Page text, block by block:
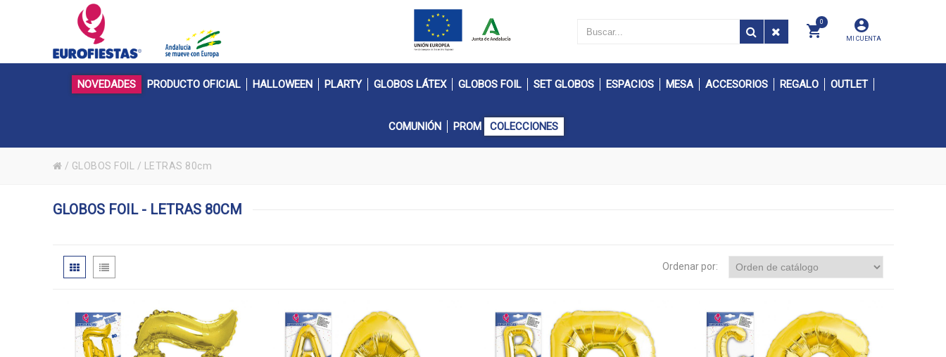
MI CUENTA
0
NOVEDADES PRODUCTO OFICIAL HALLOWEEN PLARTY GLOBOS LÁTEX GLOBOS FOIL SET GLOBOS ESPACIOS MESA ACCESORIOS REGALO OUTLET
COMUNIÓN PROM COLECCIONES
/ GLOBOS FOIL / LETRAS 80cm
GLOBOS FOIL - LETRAS 80CM
Ordenar por: